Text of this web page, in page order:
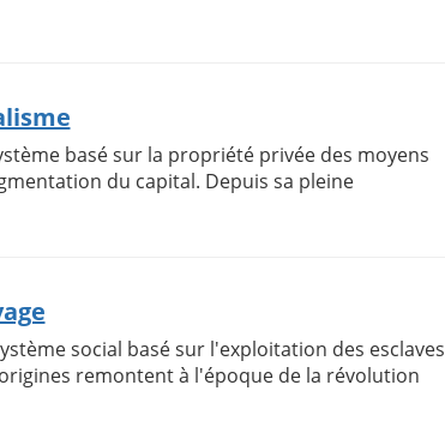
basé sur la propriété privée des moyens
du capital. Depuis sa pleine
social basé sur l'exploitation des esclaves
remontent à l'époque de la révolution